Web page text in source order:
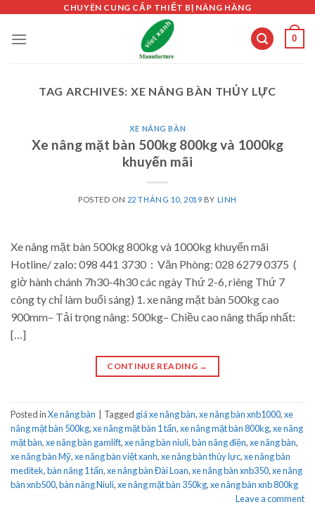
content
CHUYÊN CUNG CẤP THIẾT BỊ NÂNG HÀNG
0
TAG ARCHIVES:XE NÂNG BÀN THỦY LỰC
XE NÂNG BÀN
Xe nâng mặt bàn 500kg 800kg và 1000kg
khuyến mãi
POSTED ON 22 THÁNG 10, 2019 BY LINH
Xe nâng mặt bàn 500kg 800kg và 1000kg khuyến mãi
Hotline/ zalo: 098 441 3730 : Văn Phòng: 028 6279 0375 (
giờ hành chánh 7h30-4h30 các ngày Thứ 2-6, riêng Thứ 7
công ty chỉ làm buổi sáng) 1. xe nâng mặt bàn 500kg cao
900mm– Tải trọng nâng: 500kg– Chiều cao nâng thấp nhất:
[…]
CONTINUE READING →
Posted inXe nâng bàn Tagged giá xe nâng bàn,xe nâng bàn xnb1000,xe
nâng mặt bàn 500kg,xe nâng mặt bàn 1 tấn,xe nâng mặt bàn 800kg,xe nâng
mặt bàn,xe nâng bàn gamlift,xe nâng bàn niuli,bàn nâng điện,xe nâng bàn,
xe nâng bàn Mỹ,xe nâng bàn việt xanh,xe nâng bàn thủy lực,xe nâng bàn
meditek,bàn nâng 1 tấn,xe nâng bàn Đài Loan,xe nâng bàn xnb350,xe nâng
bàn xnb500,bàn nâng Niuli,xe nâng mặt bàn 350kg,xe nâng bàn xnb 800kg
Leave a comment